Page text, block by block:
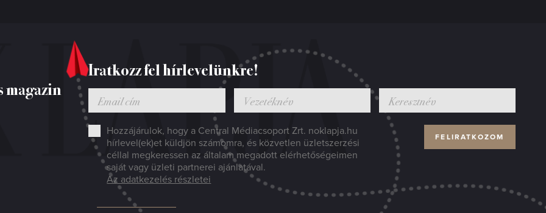
Iratkozz fel hírlevelünkre!
Hozzájárulok, hogy a Central Médiacsoport Zrt. noklapja.hu
hírlevel(ek)et küldjön számomra, és közvetlen üzletszerzési
céllal megkeressen az általam megadott elérhetőségeimen
saját vagy üzleti partnerei ajánlatával.
Az adatkezelés részletei